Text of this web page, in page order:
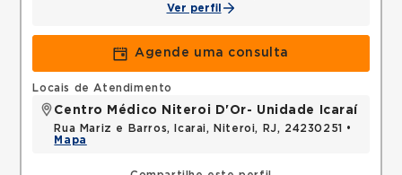
Ver perfil
Agende uma consulta
Locais de Atendimento
Centro Médico Niteroi D'Or- Unidade Icaraí
Rua Mariz e Barros, Icarai, Niteroi, RJ, 24230251 •
Mapa